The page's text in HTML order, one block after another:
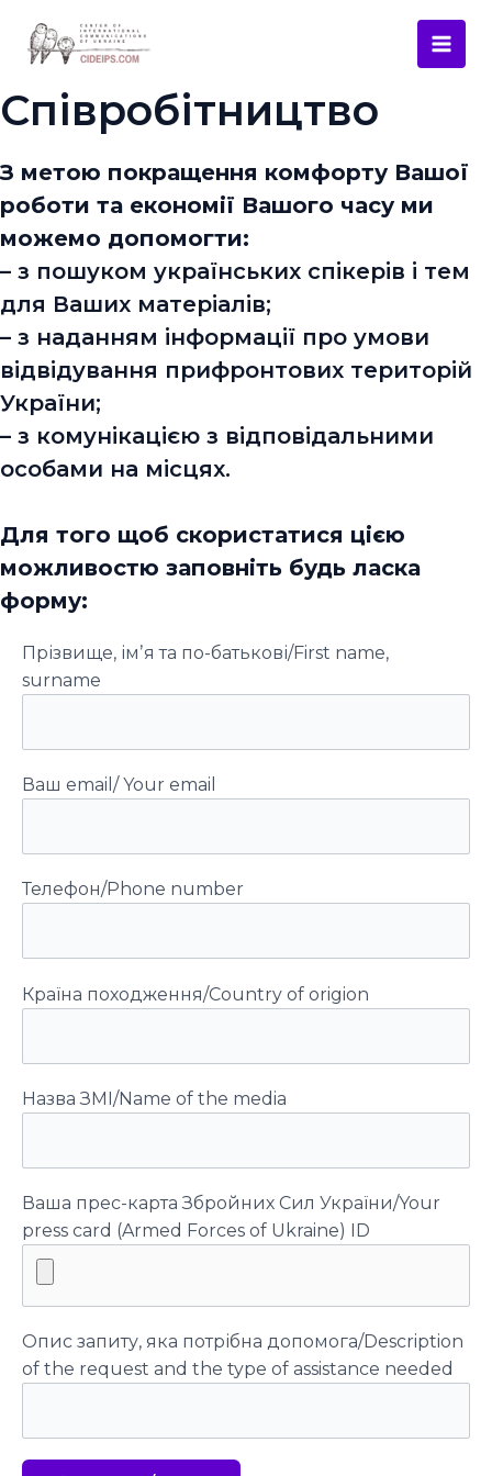
вмісту
Співробітництво
З метою покращення комфорту Вашої
роботи та економії Вашого часу ми
можемо допомогти:
– з пошуком українських спікерів і тем
для Ваших матеріалів;
– з наданням інформації про умови
відвідування прифронтових територій
України;
– з комунікацією з відповідальними
особами на місцях.
Для того щоб скористатися цією
можливостю заповніть будь ласка
форму:
Прізвище, імʼя та по-батькові/First name,
surname
Ваш email/ Your email
Телефон/Phone number
Країна походження/Country of origion
Назва ЗМІ/Name of the media
Ваша прес-карта Збройних Сил України/Your
press card (Armed Forces of Ukraine) ID
Опис запиту, яка потрібна допомога/Description
of the request and the type of assistance needed